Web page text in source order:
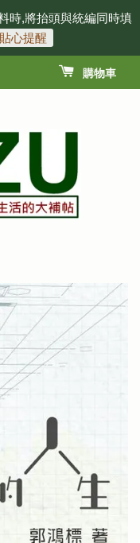
時,將抬頭與統編同時填
貼心提醒
購物車